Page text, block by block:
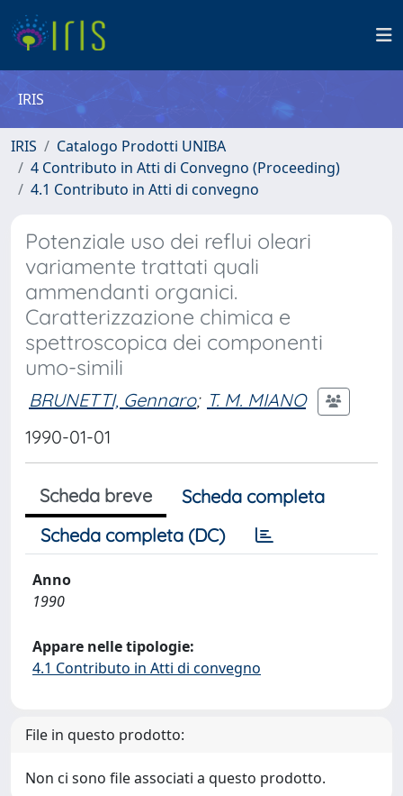
IRIS
IRIS
Catalogo Prodotti UNIBA
4 Contributo in Atti di Convegno (Proceeding)
4.1 Contributo in Atti di convegno
Potenziale uso dei reflui oleari
variamente trattati quali
ammendanti organici.
Caratterizzazione chimica e
spettroscopica dei componenti
umo-simili
BRUNETTI, Gennaro; T. M. MIANO
1990-01-01
Scheda breve
Scheda completa
Scheda completa (DC)
Anno
1990
Appare nelle tipologie:
4.1 Contributo in Atti di convegno
File in questo prodotto:
Non ci sono file associati a questo prodotto.